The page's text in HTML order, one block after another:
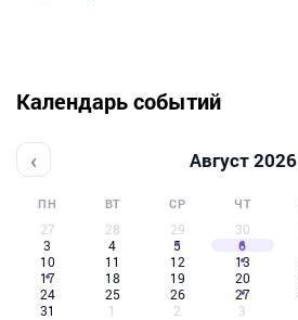
Календарь событий
‹ Август 2026
ПН ВТ СР ЧТ
27 28 29 30
3
4 5 6
10
11 12 13
17
18 19 20
24
25 26 27
31
1 2 3